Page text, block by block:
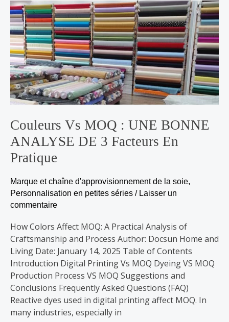
Couleurs Vs MOQ : UNE BONNE
ANALYSE DE 3 Facteurs En
Pratique
Marque et chaîne d'approvisionnement de la soie,
Personnalisation en petites séries / Laisser un
commentaire
How Colors Affect MOQ: A Practical Analysis of
Craftsmanship and Process Author: Docsun Home and
Living Date: January 14, 2025 Table of Contents
Introduction Digital Printing Vs MOQ Dyeing VS MOQ
Production Process VS MOQ Suggestions and
Conclusions Frequently Asked Questions (FAQ)
Reactive dyes used in digital printing affect MOQ. In
many industries, especially in
Couleurs
vs
MOQ
:
UNE
BONNE
ANALYSE
DE
3
en
pratique